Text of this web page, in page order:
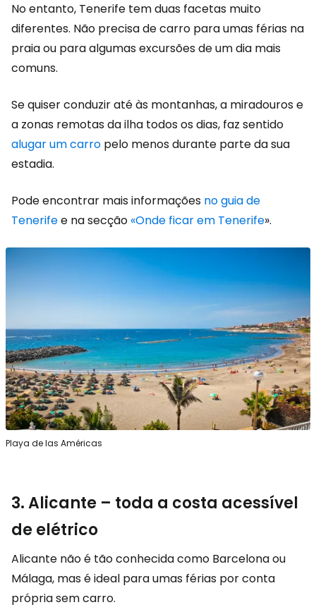
No entanto, Tenerife tem duas facetas muito
diferentes. Não precisa de carro para umas férias na
praia ou para algumas excursões de um dia mais
comuns.
Se quiser conduzir até às montanhas, a miradouros e
a zonas remotas da ilha todos os dias, faz sentido
alugar um carro pelo menos durante parte da sua
estadia.
Pode encontrar mais informações no guia de
Tenerifee na secção «Onde ficar em Tenerife».
Playa de las Américas
3. Alicante – toda a costa acessível
de elétrico
Alicante não é tão conhecida como Barcelona ou
Málaga, mas é ideal para umas férias por conta
própria sem carro.